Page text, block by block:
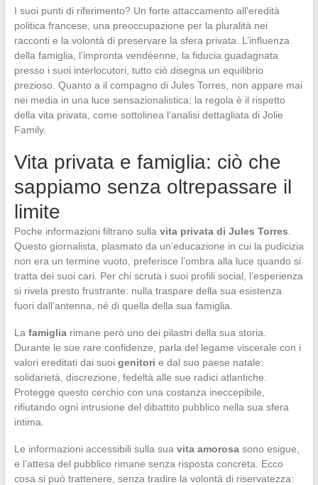
I suoi punti di riferimento? Un forte attaccamento all’eredità
politica francese, una preoccupazione per la pluralità nei
racconti e la volontà di preservare la sfera privata. L’influenza
della famiglia, l’impronta vendéenne, la fiducia guadagnata
presso i suoi interlocutori, tutto ciò disegna un equilibrio
prezioso. Quanto a il compagno di Jules Torres, non appare mai
nei media in una luce sensazionalistica: la regola è il rispetto
della vita privata, come sottolinea l’analisi dettagliata di Jolie
Family.
Vita privata e famiglia: ciò che
sappiamo senza oltrepassare il
limite
Poche informazioni filtrano sulla vita privata di Jules Torres
Questo giornalista, plasmato da un’educazione in cui la pudicizia
non era un termine vuoto, preferisce l’ombra alla luce quando si
tratta dei suoi cari. Per chi scruta i suoi profili social, l’esperienza
si rivela presto frustrante: nulla traspare della sua esistenza
fuori dall’antenna, né di quella della sua famiglia.
La famigliarimane però uno dei pilastri della sua storia.
Durante le sue rare confidenze, parla del legame viscerale con i
valori ereditati dai suoi genitori e dal suo paese natale:
solidarietà, discrezione, fedeltà alle sue radici atlantiche.
Protegge questo cerchio con una costanza ineccepibile,
rifiutando ogni intrusione del dibattito pubblico nella sua sfera
intima.
Le informazioni accessibili sulla sua vita amorosasono esigue,
e l’attesa del pubblico rimane senza risposta concreta. Ecco
cosa si può trattenere, senza tradire la volontà di riservatezza: